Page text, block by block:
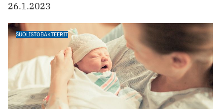
26.1.2023
SUOLISTOBAKTEERIT